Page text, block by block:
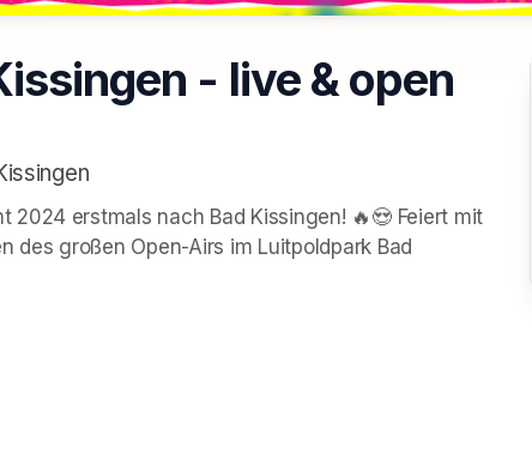
- live & open
erstmals nach Bad Kissingen! 🔥😍 Feiert mit
des großen Open-Airs im Luitpoldpark Bad